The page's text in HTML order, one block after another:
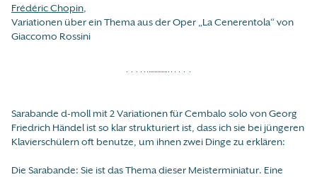
Frédéric Chopin,
Variationen über ein Thema aus der Oper „La Cenerentola“ von
Giaccomo Rossini
Sarabande d-moll mit 2 Variationen für Cembalo solo von Georg
Friedrich Händel ist so klar strukturiert ist, dass ich sie bei jüngeren
Klavierschülern oft benutze, um ihnen zwei Dinge zu erklären:
Die Sarabande: Sie ist das Thema dieser Meisterminiatur. Eine